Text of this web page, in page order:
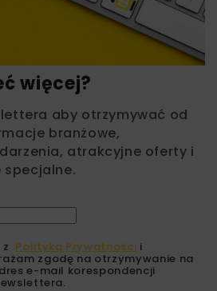
więcej?
aby otrzymywać od
branżowe,
atrakcyjne oferty i
specjalne.
Polityką Prywatności i
zgodę na otrzymywanie na
e-mail korespondencji